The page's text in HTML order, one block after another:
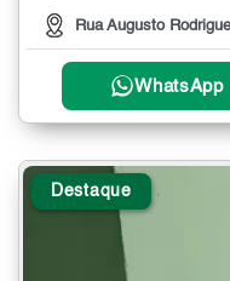
Rua Augusto
WhatsApp
Destaque